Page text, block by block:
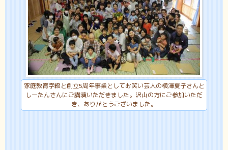
家庭教育学級と創立5周年事業としてお笑い芸人の横澤夏子さんと
しーたんさんにご講演いただきました。沢山の方にご参加いただ
き、ありがとうございました。